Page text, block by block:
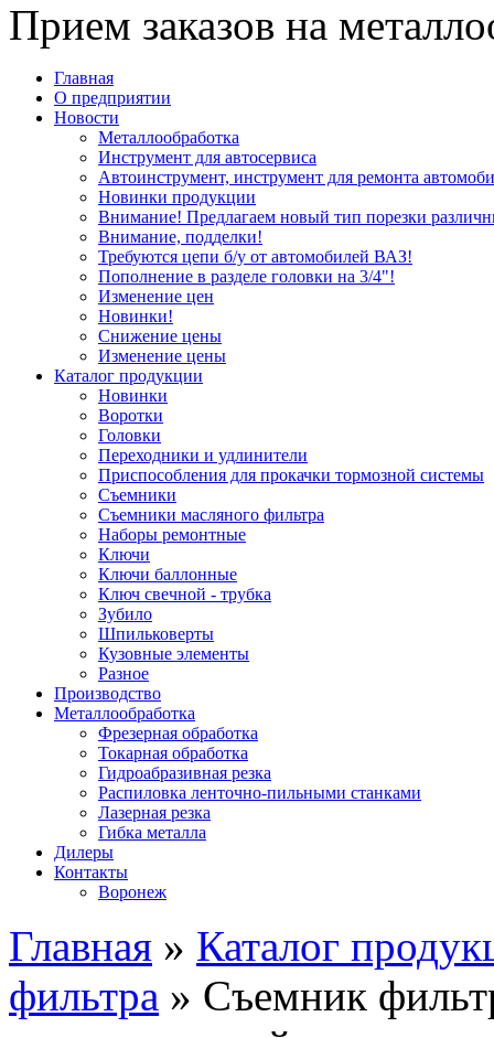
Прием заказов на
Главная
О предприятии
Новости
Металлообработка
Инструмент для автосервиса
Автоинструмент, инструмент для ремонта
Новинки продукции
Внимание! Предлагаем новый тип порезки
Внимание, подделки!
Требуются цепи б/у от автомобилей ВАЗ!
Пополнение в разделе головки на 3/4"!
Изменение цен
Новинки!
Снижение цены
Изменение цены
Каталог продукции
Новинки
Воротки
Головки
Переходники и удлинители
Приспособления для прокачки тормозной системы
Съемники
Съемники масляного фильтра
Наборы ремонтные
Ключи
Ключи баллонные
Ключ свечной - трубка
Зубило
Шпильковерты
Кузовные элементы
Разное
Производство
Металлообработка
Фрезерная обработка
Токарная обработка
Гидроабразивная резка
Распиловка ленточно-пильными станками
Лазерная резка
Гибка металла
Дилеры
Контакты
Воронеж
Главная » Каталог
фильтра » Съемник